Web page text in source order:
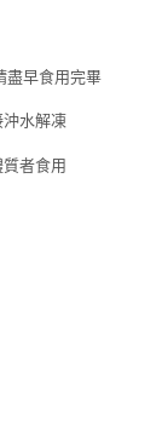
盡早食用完畢
水解凍
者食用